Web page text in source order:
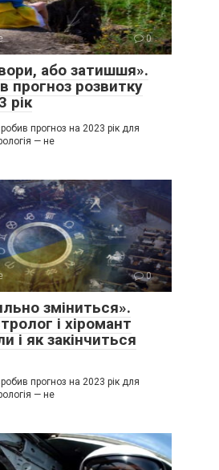
0
або затишшя».
прогноз розвитку
рік
прогноз на 2023 рік для
— не
0
зміниться».
і хіромант
і як закінчиться
прогноз на 2023 рік для
— не